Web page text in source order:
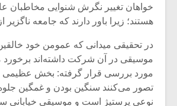
خواهان تغییر نگرش شنوایی مخاطبان
هستند؛ زیرا باور دارند که جامعه
در تحقیقی میدانی که عمومن خود
موسیقی در آن شرکت داشته‌اند برخورد
مورد بررسی قرار گرفته: بخش عظیمی
تصور می‌کنند سنگین بودن و غمگین
نوعی پرستیژ است و موسیقی
یادداشتی بر موسیقی
متن فیلم «متری
اگر نمی توانی
مشهورترین باشی،
بدنام ترین باش